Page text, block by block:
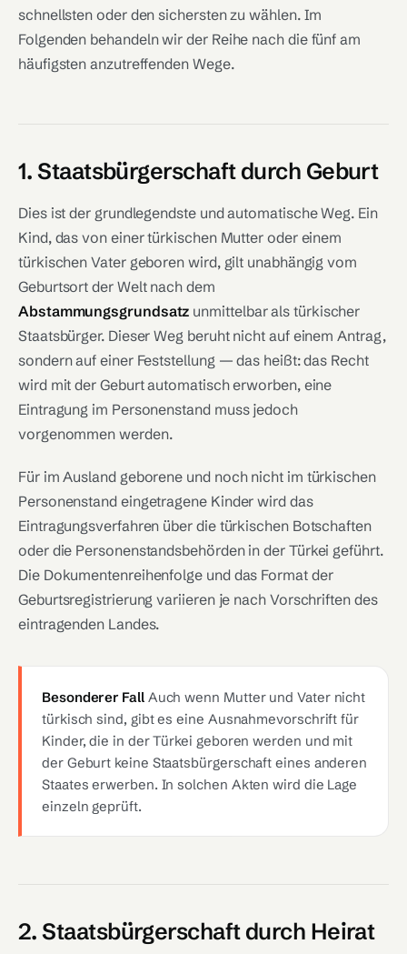
schnellsten oder den sichersten zu wählen. Im
Folgenden behandeln wir der Reihe nach die fünf am
häufigsten anzutreffenden Wege.
1. Staatsbürgerschaft durch Geburt
Dies ist der grundlegendste und automatische Weg. Ein
Kind, das von einer türkischen Mutter oder einem
türkischen Vater geboren wird, gilt unabhängig vom
Geburtsort der Welt nach dem
Abstammungsgrundsatz unmittelbar als türkischer
Staatsbürger. Dieser Weg beruht nicht auf einem Antrag,
sondern auf einer Feststellung — das heißt: das Recht
wird mit der Geburt automatisch erworben, eine
Eintragung im Personenstand muss jedoch
vorgenommen werden.
Für im Ausland geborene und noch nicht im türkischen
Personenstand eingetragene Kinder wird das
Eintragungsverfahren über die türkischen Botschaften
oder die Personenstandsbehörden in der Türkei geführt.
Die Dokumentenreihenfolge und das Format der
Geburtsregistrierung variieren je nach Vorschriften des
eintragenden Landes.
Besonderer FallAuch wenn Mutter und Vater nicht
türkisch sind, gibt es eine Ausnahmevorschrift für
Kinder, die in der Türkei geboren werden und mit
der Geburt keine Staatsbürgerschaft eines anderen
Staates erwerben. In solchen Akten wird die Lage
einzeln geprüft.
2. Staatsbürgerschaft durch Heirat